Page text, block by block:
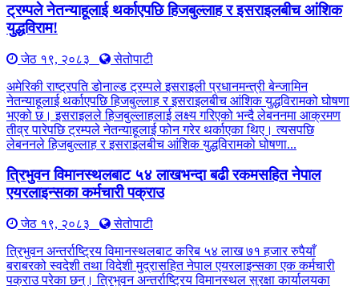
ट्रम्पले नेतन्याहूलाई थर्काएपछि हिजबुल्लाह र इसराइलबीच आंशिक
युद्धविराम!
जेठ १९, २०८३
सेतोपाटी
अमेरिकी राष्ट्रपति डोनाल्ड ट्रम्पले इसराइली प्रधानमन्त्री बेन्जामिन
नेतन्याहूलाई थर्काएपछि हिजबुल्लाह र इसराइलबीच आंशिक युद्धविरामको घोषणा
भएको छ। इसराइलले हिजबुल्लाहलाई लक्ष्य गरिएको भन्दै लेबननमा आक्रमण
तीव्र पारेपछि ट्रम्पले नेतन्याहूलाई फोन गरेर थर्काएका थिए। त्यसपछि
लेबननले हिजबुल्लाह र इसराइलबीच आंशिक युद्धविरामको घोषणा...
त्रिभुवन विमानस्थलबाट ५४ लाखभन्दा बढी रकमसहित नेपाल
एयरलाइन्सका कर्मचारी पक्राउ
जेठ १९, २०८३
सेतोपाटी
त्रिभुवन अन्तर्राष्ट्रिय विमानस्थलबाट करिब ५४ लाख ७१ हजार रुपैयाँ
बराबरको स्वदेशी तथा विदेशी मुद्रासहित नेपाल एयरलाइन्सका एक कर्मचारी
पक्राउ परेका छन्। त्रिभुवन अन्तर्राष्ट्रिय विमानस्थल सुरक्षा कार्यालयका